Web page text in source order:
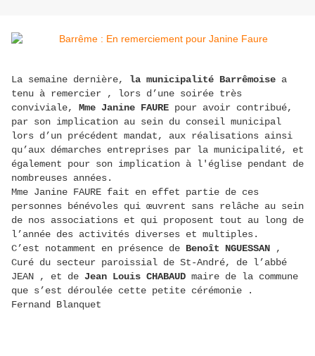
La semaine dernière, la municipalité Barrêmoise a
tenu à remercier , lors d’une soirée très
conviviale,
Mme Janine FAURE pour avoir contribué,
par son implication au sein du conseil municipal
lors d’un précédent mandat, aux réalisations ainsi
qu’aux démarches entreprises par la municipalité, et
également pour son implication à l'église pendant de
nombreuses années.
Mme Janine FAURE fait en effet partie de ces
personnes bénévoles qui œuvrent sans relâche au sein
de nos associations et qui proposent tout au long de
l’année des activités diverses et multiples.
C’est notamment en présence de Benoît NGUESSAN ,
Curé du secteur paroissial de St-André, de l’abbé
JEAN , et de Jean Louis CHABAUD maire de la commune
que s’est déroulée cette petite cérémonie .
Fernand Blanquet